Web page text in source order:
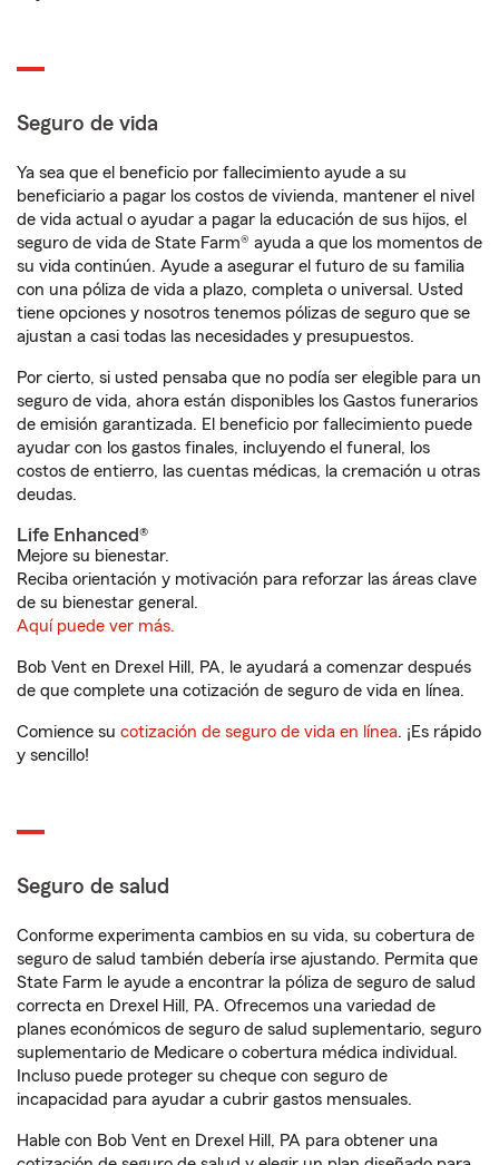
Seguro de vida
Ya sea que el beneficio por fallecimiento ayude a su
beneficiario a pagar los costos de vivienda, mantener el nivel
de vida actual o ayudar a pagar la educación de sus hijos, el
seguro de vida de State Farm® ayuda a que los momentos de
su vida continúen. Ayude a asegurar el futuro de su familia
con una póliza de vida a plazo, completa o universal. Usted
tiene opciones y nosotros tenemos pólizas de seguro que se
ajustan a casi todas las necesidades y presupuestos.
Por cierto, si usted pensaba que no podía ser elegible para un
seguro de vida, ahora están disponibles los Gastos funerarios
de emisión garantizada. El beneficio por fallecimiento puede
ayudar con los gastos finales, incluyendo el funeral, los
costos de entierro, las cuentas médicas, la cremación u otras
deudas.
Life Enhanced®
Mejore su bienestar.
Reciba orientación y motivación para reforzar las áreas clave
de su bienestar general.
Aquí puede ver más.
Bob Vent en Drexel Hill, PA, le ayudará a comenzar después
de que complete una cotización de seguro de vida en línea.
Comience su cotización de seguro de vida en línea. ¡Es rápido
y sencillo!
Seguro de salud
Conforme experimenta cambios en su vida, su cobertura de
seguro de salud también debería irse ajustando. Permita que
State Farm le ayude a encontrar la póliza de seguro de salud
correcta en Drexel Hill, PA. Ofrecemos una variedad de
planes económicos de seguro de salud suplementario, seguro
suplementario de Medicare o cobertura médica individual.
Incluso puede proteger su cheque con seguro de
incapacidad para ayudar a cubrir gastos mensuales.
Hable con Bob Vent en Drexel Hill, PA para obtener una